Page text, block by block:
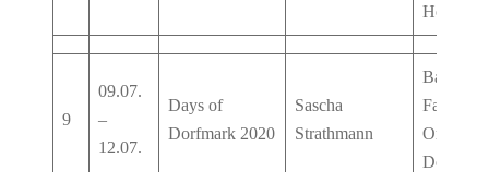
9
09.07.
–
12.07.
Days of
Dorfmark 2020
Sascha
Strathmann
Bad
Ortsteil
Dorfmark